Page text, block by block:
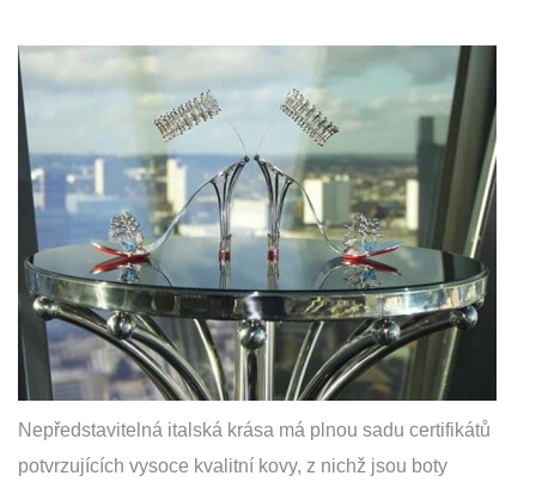
Nepředstavitelná italská krása má plnou sadu certifikátů
potvrzujících vysoce kvalitní kovy, z nichž jsou boty